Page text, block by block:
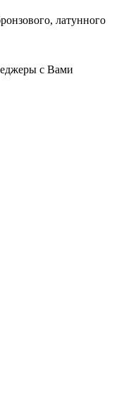
латунного
с Вами